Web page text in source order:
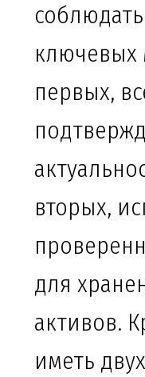
ключевых
первых,
вторых,
для
активов.
иметь